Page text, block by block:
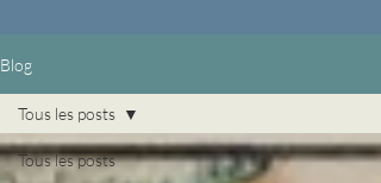
Blog
Tous les posts
Tous les posts